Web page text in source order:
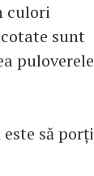
culori
sunt
puloverele
să porți